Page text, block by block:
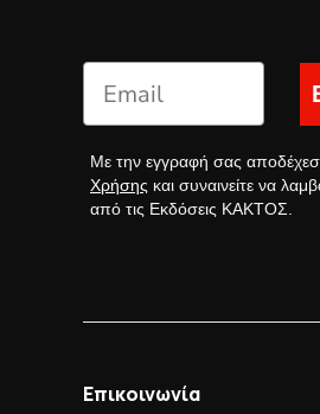
Με την εγγραφή σας
Χρήσης και συναινείτε να
από τις Εκδόσεις ΚΑΚΤΟΣ.
Επικοινωνία